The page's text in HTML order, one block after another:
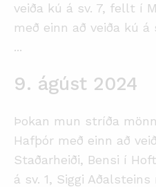
veiða kú á sv. 7, fellt í
með einn að veiða kú
...
9. ágúst 2024
Þokan mun stríða
Hafþór með einn að
Staðarheiði, Bensi í
á sv. 1, Siggi